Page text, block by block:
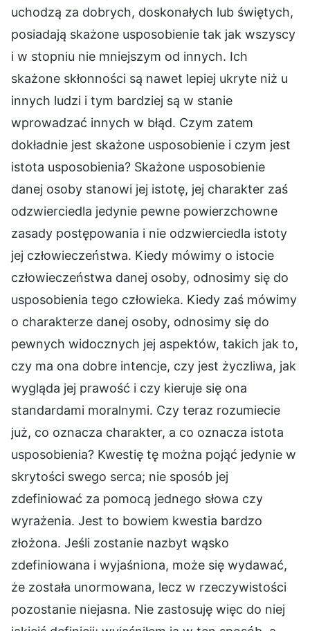
uchodzą za dobrych, doskonałych lub świętych,
posiadają skażone usposobienie tak jak wszyscy
i w stopniu nie mniejszym od innych. Ich
skażone skłonności są nawet lepiej ukryte niż u
innych ludzi i tym bardziej są w stanie
wprowadzać innych w błąd. Czym zatem
dokładnie jest skażone usposobienie i czym jest
istota usposobienia? Skażone usposobienie
danej osoby stanowi jej istotę, jej charakter zaś
odzwierciedla jedynie pewne powierzchowne
zasady postępowania i nie odzwierciedla istoty
jej człowieczeństwa. Kiedy mówimy o istocie
człowieczeństwa danej osoby, odnosimy się do
usposobienia tego człowieka. Kiedy zaś mówimy
o charakterze danej osoby, odnosimy się do
pewnych widocznych jej aspektów, takich jak to,
czy ma ona dobre intencje, czy jest życzliwa, jak
wygląda jej prawość i czy kieruje się ona
standardami moralnymi. Czy teraz rozumiecie
już, co oznacza charakter, a co oznacza istota
usposobienia? Kwestię tę można pojąć jedynie w
skrytości swego serca; nie sposób jej
zdefiniować za pomocą jednego słowa czy
wyrażenia. Jest to bowiem kwestia bardzo
złożona. Jeśli zostanie nazbyt wąsko
zdefiniowana i wyjaśniona, może się wydawać,
że została unormowana, lecz w rzeczywistości
pozostanie niejasna. Nie zastosuję więc do niej